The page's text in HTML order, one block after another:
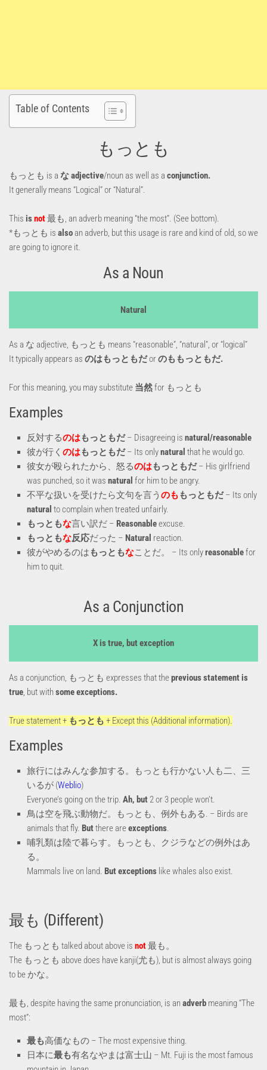
Table of Contents
もっとも
もっとも is a な adjective/noun as well as a conjunction.
It generally means “Logical” or “Natural”.
This isnot最も, an adverb meaning “the most”. (See bottom).
*もっとも is alsoan adverb, but this usage is rare and kind of old, so we
are going to ignore it.
As a Noun
Natural
As a な adjective, もっとも means “reasonable”, “natural”, or “logical”
It typically appears as のはもっともだorのももっともだ.
For this meaning, you may substitute 当然for もっとも
Examples
反対するのはもっともだ– Disagreeing is natural/reasonable
彼が行く のはもっともだ– Its onlynatural that he would go.
彼女が殴られたから、怒るのはもっともだ– His girlfriend
was punched, so it was natural for him to be angry.
不平な扱いを受けたら文句を言う のも もっともだ– Its only
natural to complain when treated unfairly.
もっともな言い訳だ – Reasonableexcuse.
もっともな反応だった – Natural reaction.
彼がやめるのは もっともなことだ。 – Its onlyreasonablefor
him to quit.
As a Conjunction
X is true, but exception
As a conjunction, もっとも expresses that theprevious statement is
true, but withsome exceptions.
True statement + もっとも + Except this (Additional information).
Examples
旅行にはみんな参加する。もっとも行かない人も二、三
いるが (Weblio)
Everyone’s going on the trip. Ah, but2 or 3 people won’t.
鳥は空を飛ぶ動物だ。もっとも、例外もある. – Birds are
animals that fly. Butthere areexceptions.
哺乳類は陸で暮らす。もっとも、クジラなどの例外はあ
る。
Mammals live on land. But exceptions like whales also exist.
最も (Different)
The もっとも talked about above is not最も。
The もっとも above does have kanji(尤も), but is almost always going
to be かな。
最も, despite having the same pronunciation, is anadverb meaning “The
most”:
最も高価なもの – The most expensive thing.
日本に最も有名なやまは富士山 – Mt. Fuji is the most famous